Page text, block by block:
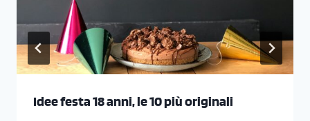
Idee festa 18 anni, le 10 più originali